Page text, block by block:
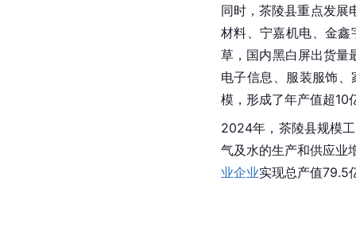
同时，茶陵县重点发展
材料、宁嘉机电、金
草，国内黑白屏出货量
电子信息、服装服饰
模，形成了年产值超10
2024年，茶陵县规模
气及水的生产和供应业
业企业实现总产值79.5